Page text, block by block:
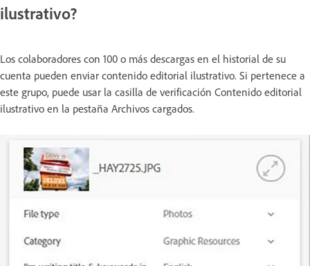
ilustrativo?
Los colaboradores con 100 o más descargas en el historial de su
cuenta pueden enviar contenido editorial ilustrativo. Si pertenece a
este grupo, puede usar la casilla de verificación Contenido editorial
ilustrativo en la pestaña Archivos cargados.